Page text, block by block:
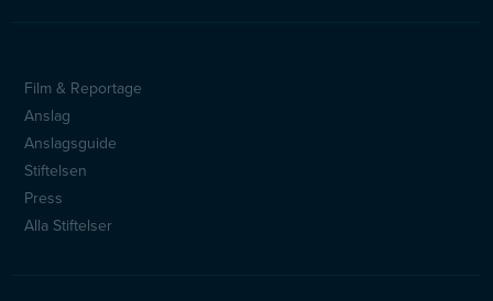
Sidfotsmeny
Film & Reportage
Anslag
Anslagsguide
Stiftelsen
Press
Alla Stiftelser